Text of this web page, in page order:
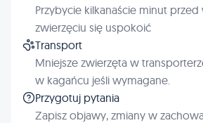
Przybycie kilkanaście minut
zwierzęciu się uspokoić
Transport
Mniejsze zwierzęta w
w kagańcu jeśli wymagane.
Przygotuj pytania
Zapisz objawy, zmiany w